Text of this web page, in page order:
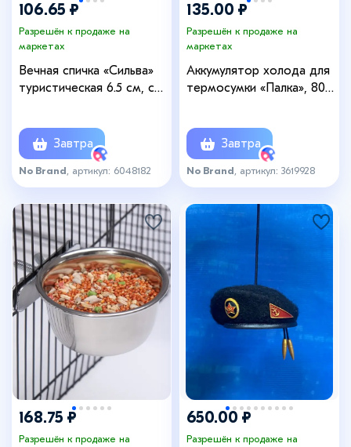
106.65 ₽
Разрешён к продаже на
маркетах
Вечная спичка «Сильва»
туристическая 6.5 см, с
Завтра
No Brand , артикул: 6048182
135.00 ₽
Разрешён к продаже на
маркетах
Аккумулятор холода для
термосумки «Палка», 80
Завтра
No Brand , артикул: 3619928
168.75 ₽
Разрешён к продаже на
+8
650.00 ₽
Разрешён к продаже на